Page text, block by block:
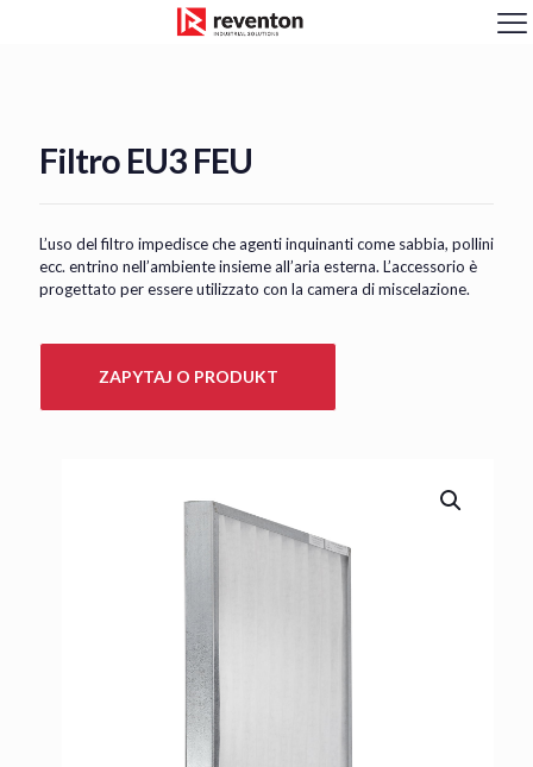
Filtro EU3 FEU
L’uso del filtro impedisce che agenti inquinanti come sabbia, pollini
ecc. entrino nell’ambiente insieme all’aria esterna. L’accessorio è
progettato per essere utilizzato con la camera di miscelazione.
ZAPYTAJ O PRODUKT